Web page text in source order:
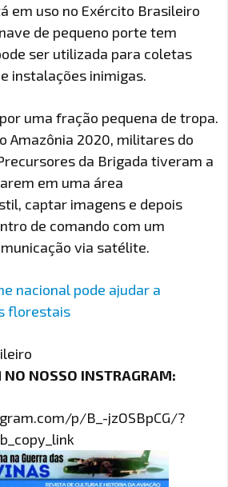
em uso no Exército Brasileiro
de pequeno porte tem
ser utilizada para coletas
instalações inimigas.
uma fração pequena de tropa.
Amazônia 2020, militares do
da Brigada tiveram a
em uma área
captar imagens e depois
de comando com um
via satélite.
nacional pode ajudar a
florestais
NOSSO INSTRAGRAM:
p/B_-jzOSBpCG/?